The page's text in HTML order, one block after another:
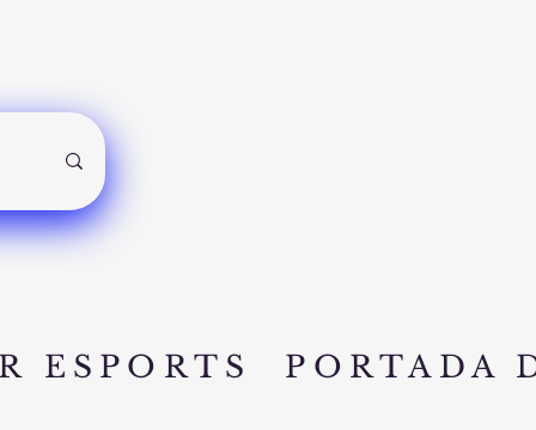
ESPORTS PORTADA